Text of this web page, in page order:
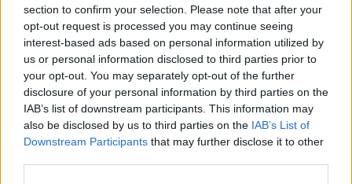
section to confirm your selection. Please note that after your
opt-out request is processed you may continue seeing
interest-based ads based on personal information utilized by
us or personal information disclosed to third parties prior to
your opt-out. You may separately opt-out of the further
disclosure of your personal information by third parties on the
IAB’s list of downstream participants. This information may
also be disclosed by us to third parties on the IAB’s List of
Downstream Participants that may further disclose it to other
Székely Sport
Egy évtized a háttérben – a
csapatmenedzser bevezetett
az SZFC kulisszái mögé
Krónika
TikTokon terjesztett rémhír
miatt támadtak mentősökre